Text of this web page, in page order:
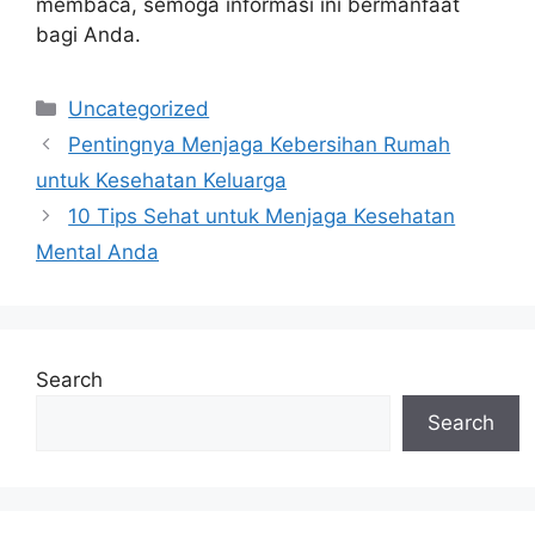
membaca, semoga informasi ini bermanfaat
bagi Anda.
Categories
Uncategorized
Pentingnya Menjaga Kebersihan Rumah
untuk Kesehatan Keluarga
10 Tips Sehat untuk Menjaga Kesehatan
Mental Anda
Search
Search